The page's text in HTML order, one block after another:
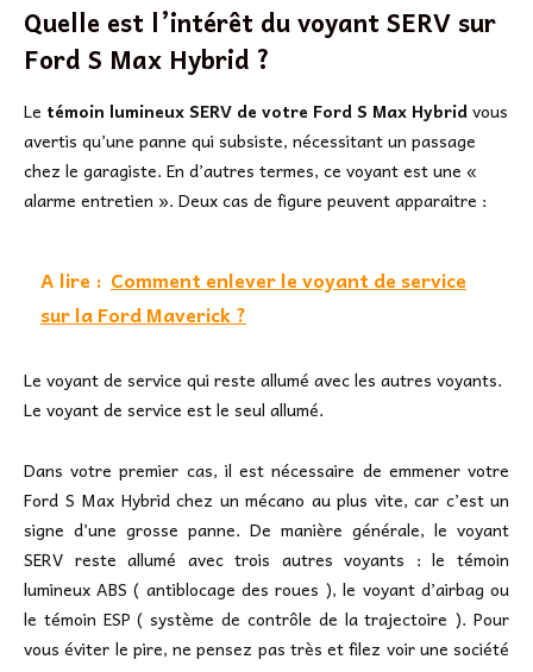
Quelle est l’intérêt du voyant SERV sur
Ford S Max Hybrid ?
Le témoin lumineux SERV de votre Ford S Max Hybridvous
avertis qu’une panne qui subsiste, nécessitant un passage
chez le garagiste. En d’autres termes, ce voyant est une «
alarme entretien ». Deux cas de figure peuvent apparaitre :
A lire : Comment enlever le voyant de service
sur la Ford Maverick ?
Le voyant de service qui reste allumé avec les autres voyants.
Le voyant de service est le seul allumé.
Dans votre premier cas, il est nécessaire de emmener votre
Ford S Max Hybrid chez un mécano au plus vite, car c’est un
signe d’une grosse panne. De manière générale, le voyant
SERV reste allumé avec trois autres voyants : le témoin
lumineux ABS ( antiblocage des roues ), le voyant d’airbag ou
le témoin ESP ( système de contrôle de la trajectoire ). Pour
vous éviter le pire, ne pensez pas très et filez voir une société